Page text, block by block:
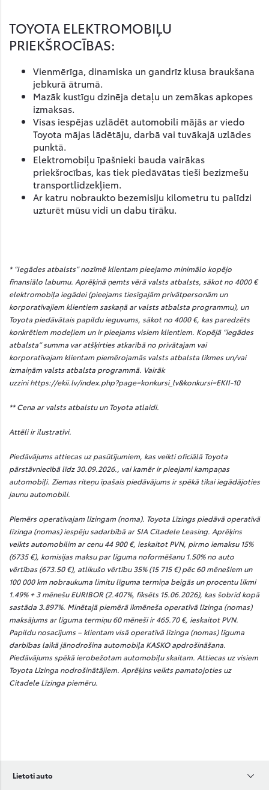
TOYOTA ELEKTROMOBIĻU
PRIEKŠROCĪBAS:
Vienmērīga, dinamiska un gandrīz klusa braukšana
jebkurā ātrumā.
Mazāk kustīgu dzinēja detaļu un zemākas apkopes
izmaksas.
Visas iespējas uzlādēt automobili mājās ar viedo
Toyota mājas lādētāju, darbā vai tuvākajā uzlādes
punktā.
Elektromobiļu īpašnieki bauda vairākas
priekšrocības, kas tiek piedāvātas tieši bezizmešu
transportlīdzekļiem.
Ar katru nobraukto bezemisiju kilometru tu palīdzi
uzturēt mūsu vidi un dabu tīrāku.
* “Iegādes atbalsts” nozīmē klientam pieejamo minimālo kopējo
finansiālo labumu. Aprēķinā ņemts vērā valsts atbalsts, sākot no 4000 €
elektromobiļa iegādei (pieejams tiesīgajām privātpersonām un
korporatīvajiem klientiem saskaņā ar valsts atbalsta programmu), un
Toyota piedāvātais papildu ieguvums, sākot no 4000 €, kas paredzēts
konkrētiem modeļiem un ir pieejams visiem klientiem. Kopējā “iegādes
atbalsta” summa var atšķirties atkarībā no privātajam vai
korporatīvajam klientam piemērojamās valsts atbalsta likmes un/vai
izmaiņām valsts atbalsta programmā. Vairāk
uzzinihttps://ekii.lv/index.php?page=konkursi_lv&konkursi=EKII-10(Opens
** Cena ar valsts atbalstu un Toyota atlaidi.
Attēli ir ilustratīvi.
Piedāvājums attiecas uz pasūtījumiem, kas veikti oficiālā Toyota
pārstāvniecībā līdz 30.09.2026., vai kamēr ir pieejami kampaņas
automobiļi. Ziemas riteņu īpašais piedāvājums ir spēkā tikai iegādājoties
jaunu automobili.
Piemērs operatīvajam līzingam (noma). Toyota Līzings piedāvā operatīvā
līzinga (nomas) iespēju sadarbībā ar SIA Citadele Leasing. Aprēķins
veikts automobilim ar cenu 44 900 €, ieskaitot PVN, pirmo iemaksu 15%
(6735 €), komisijas maksu par līguma noformēšanu 1.50% no auto
vērtības (673.50 €), atlikušo vērtību 35% (15 715 €) pēc 60 mēnešiem un
100 000 km nobraukuma limitu līguma termiņa beigās un procentu likmi
1.49% + 3 mēnešu EURIBOR (2.407%, fiksēts 15.06.2026), kas šobrīd kopā
sastāda 3.897%. Minētajā piemērā ikmēneša operatīvā līzinga (nomas)
maksājums ar līguma termiņu 60 mēneši ir 465.70 €, ieskaitot PVN.
Papildu nosacījums – klientam visā operatīvā līzinga (nomas) līguma
darbības laikā jānodrošina automobiļa KASKO apdrošināšana.
Piedāvājums spēkā ierobežotam automobiļu skaitam. Attiecas uz visiem
Toyota Līzinga nodrošinātājiem. Aprēķins veikts pamatojoties uz
Citadele Līzinga piemēru.
Lietoti auto